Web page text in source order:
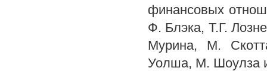
финансовых
Ф. Блэка, Т.Г.
Мурина, М.
Уолша, М. Шоулза